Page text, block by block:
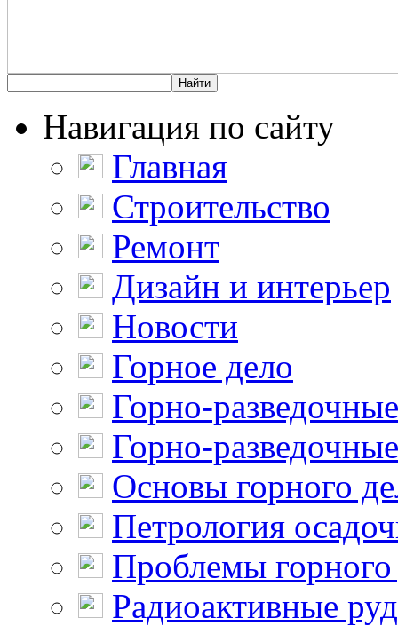
Навигация по сайту
Главная
Строительство
Ремонт
Дизайн и интерьер
Новости
Горное дело
Горно-
Горно-
Основы горного
Петрология
Проблемы горного
Радиоактивные